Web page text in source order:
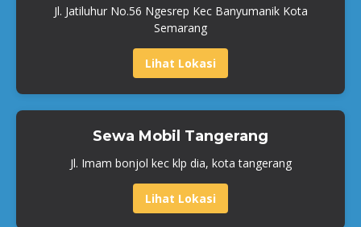
Jl. Jatiluhur No.56 Ngesrep Kec Banyumanik Kota
Semarang
Lihat Lokasi
Sewa Mobil Tangerang
Jl. Imam bonjol kec klp dia, kota tangerang
Lihat Lokasi